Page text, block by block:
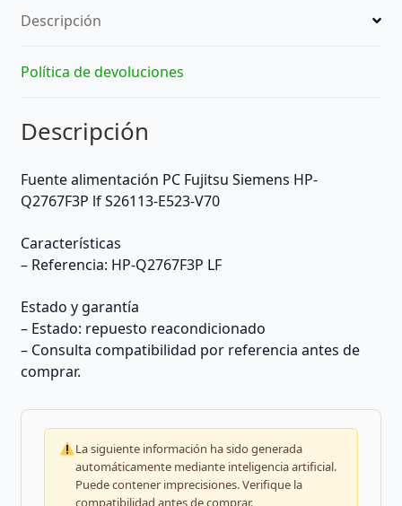
Descripción
Política de devoluciones
Descripción
Fuente alimentación PC Fujitsu Siemens HP-
Q2767F3P lf S26113-E523-V70
Características
– Referencia: HP-Q2767F3P LF
Estado y garantía
– Estado: repuesto reacondicionado
– Consulta compatibilidad por referencia antes de
comprar.
La siguiente información ha sido generada
automáticamente mediante inteligencia artificial.
Puede contener imprecisiones. Verifique la
compatibilidad antes de comprar.